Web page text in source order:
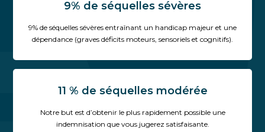
9% de séquelles sévères
9% de séquelles sévères entraînant un handicap majeur et une
dépendance (graves déficits moteurs, sensoriels et cognitifs).
11 % de séquelles modérée
Notre but est d’obtenir le plus rapidement possible une
indemnisation que vous jugerez satisfaisante.